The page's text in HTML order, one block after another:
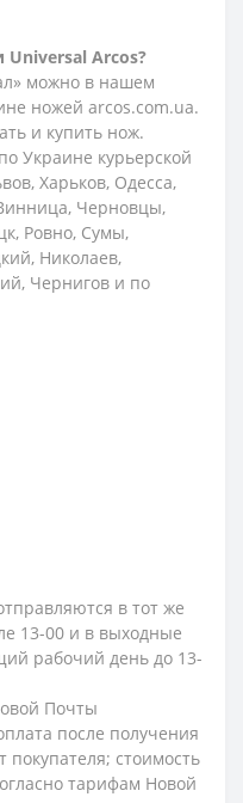
Universal Arcos?
можно в нашем
ножей arcos.com.ua.
и купить нож.
Украине курьерской
Харьков, Одесса,
Черновцы,
Ровно, Сумы,
Николаев,
Чернигов и по
в тот же
13-00 и в выходные
рабочий день до 13-
Почты
после получения
покупателя; стоимость
тарифам Новой